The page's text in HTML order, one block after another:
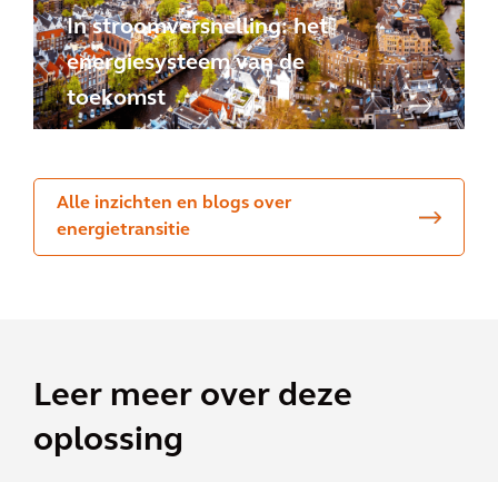
In stroomversnelling: het
energiesysteem van de
toekomst
Alle inzichten en blogs over
energietransitie
Leer meer over deze
oplossing